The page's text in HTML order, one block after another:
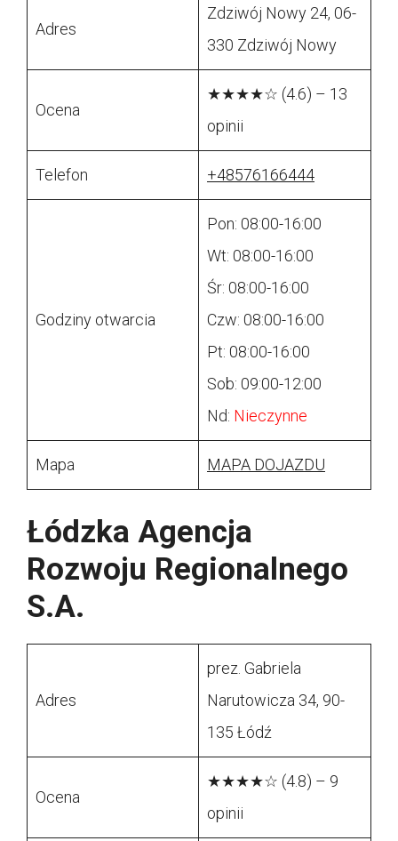
Adres
Zdziwój Nowy 24, 06-
330 Zdziwój Nowy
Ocena
★★★★☆ (4.6) – 13
opinii
Telefon +48576166444
Godziny otwarcia
Pon: 08:00-16:00
Wt: 08:00-16:00
Śr: 08:00-16:00
Czw: 08:00-16:00
Pt: 08:00-16:00
Sob: 09:00-12:00
Nd: Nieczynne
Mapa MAPA DOJAZDU
Łódzka Agencja
Rozwoju Regionalnego
S.A.
Adres
prez. Gabriela
Narutowicza 34, 90-
135 Łódź
Ocena
★★★★☆ (4.8) – 9
opinii